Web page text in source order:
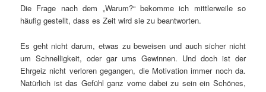
Die Frage nach dem „Warum?“ bekomme ich mittlerweile so
häufig gestellt, dass es Zeit wird sie zu beantworten.
Es geht nicht darum, etwas zu beweisen und auch sicher nicht
um Schnelligkeit, oder gar ums Gewinnen. Und doch ist der
Ehrgeiz nicht verloren gegangen, die Motivation immer noch da.
Natürlich ist das Gefühl ganz vorne dabei zu sein ein Schönes,